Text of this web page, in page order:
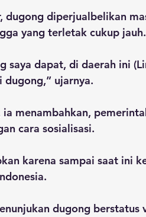
dugong diperjualbelikan
yang terletak cukup jauh.
saya dapat, di daerah ini
dugong,” ujarnya.
menambahkan,
cara sosialisasi.
karena sampai saat ini
dugong